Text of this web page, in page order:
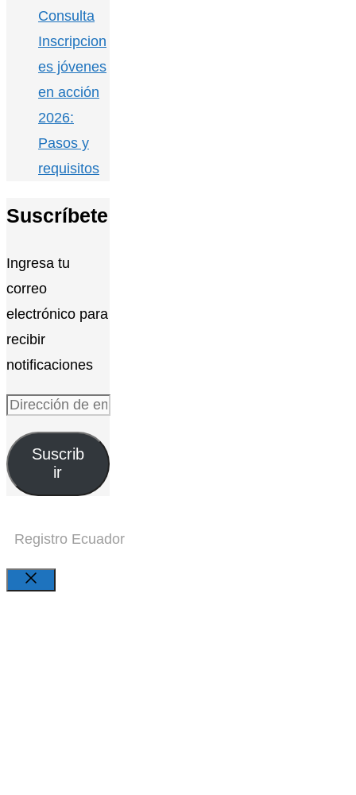
Consulta
Inscripcion
es jóvenes
en acción
2026:
Pasos y
requisitos
Suscríbete
Ingresa tu
correo
electrónico para
recibir
notificaciones
Dirección
emailSuscrib
ir
Registro Ecuador
Close